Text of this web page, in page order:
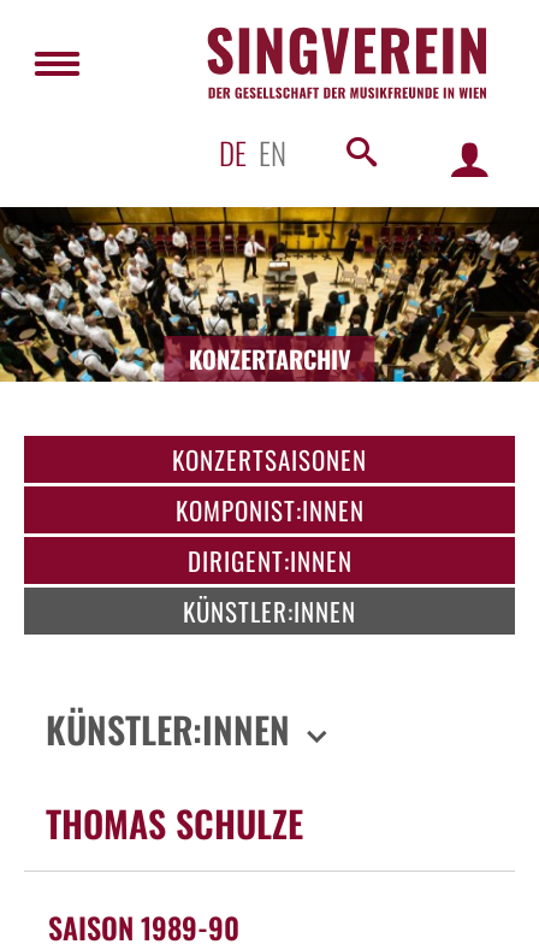
DE EN
KONZERTARCHIV
KONZERTSAISONEN
KOMPONIST:INNEN
DIRIGENT:INNEN
KÜNSTLER:INNEN
KÜNSTLER:INNEN
THOMAS SCHULZE
SAISON 1989-90